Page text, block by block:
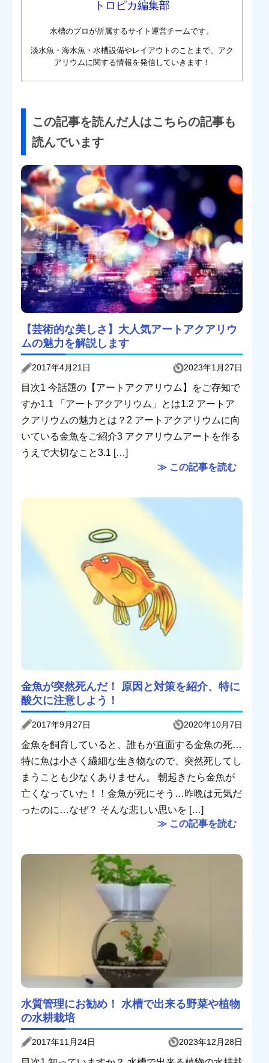
トロピカ編集部
水槽のプロが所属するサイト運営チームです。
淡水魚・海水魚・水槽設備やレイアウトのことまで、アク
アリウムに関する情報を発信していきます！
この記事を読んだ人はこちらの記事も
読んでいます
【芸術的な美しさ】大人気アートアクアリウ
ムの魅力を解説します
2017年4月21日 2023年1月27日
目次1 今話題の【アートアクアリウム】をご存知で
すか1.1 「アートアクアリウム」とは1.2 アートア
クアリウムの魅力とは？2 アートアクアリウムに向
いている金魚をご紹介3 アクアリウムアートを作る
うえで大切なこと3.1 […]
≫ この記事を読む
金魚が突然死んだ！ 原因と対策を紹介、特に
酸欠に注意しよう！
2017年9月27日 2020年10月7日
金魚を飼育していると、誰もが直面する金魚の死…
特に魚は小さく繊細な生き物なので、突然死してし
まうことも少なくありません。 朝起きたら金魚が
亡くなっていた！！金魚が死にそう…昨晩は元気だ
ったのに…なぜ？ そんな悲しい思いを […]
≫ この記事を読む
水質管理にお勧め！ 水槽で出来る野菜や植物
の水耕栽培
2017年11月24日 2023年12月28日